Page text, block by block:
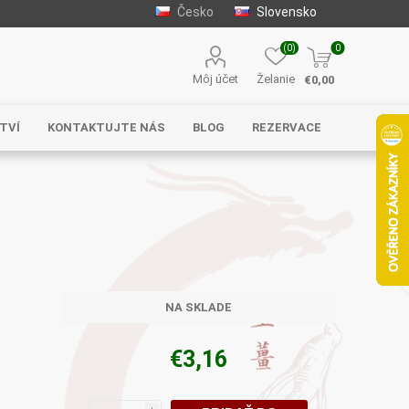
Česko Slovensko
Môj účet Želanie
(0) 0
€0,00
KONTAKTUJTE NÁS BLOG REZERVACE
NA SKLADE
€3,16